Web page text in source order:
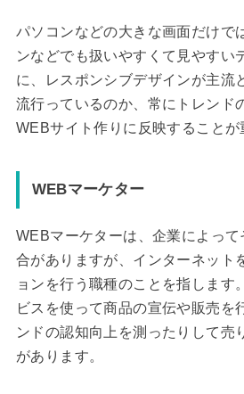
パソコンなどの大きな画面だけで
ンなどでも扱いやすくて見やすい
に、レスポンシブデザインが主流
流行っているのか、常にトレンド
WEBサイト作りに反映することが
WEBマーケター
WEBマーケターは、企業によっ
合がありますが、インターネット
ョンを行う職種のことを指します
ビスを使って商品の宣伝や販売を
ンドの認知向上を測ったりして売
があります。